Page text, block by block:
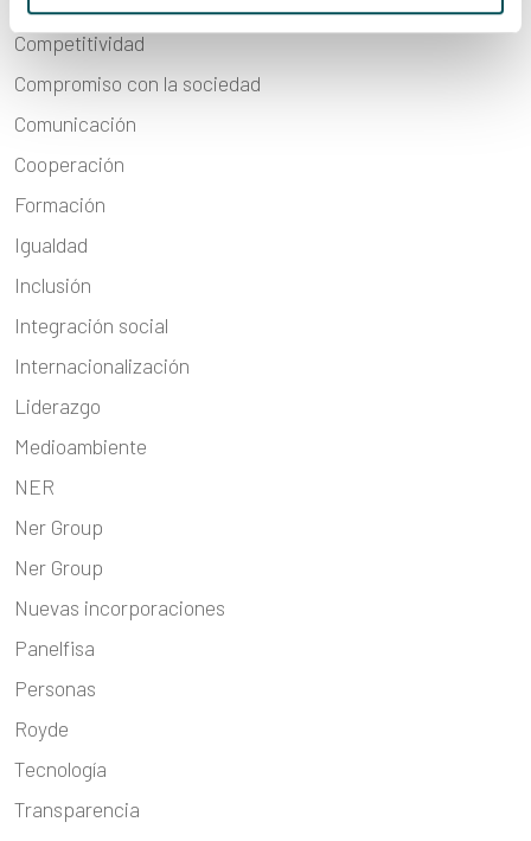
Competitividad
Compromiso con la sociedad
Comunicación
Cooperación
Formación
Igualdad
Inclusión
Integración social
Internacionalización
Liderazgo
Medioambiente
NER
Ner Group
Ner Group
Nuevas incorporaciones
Panelfisa
Personas
Royde
Tecnología
Transparencia